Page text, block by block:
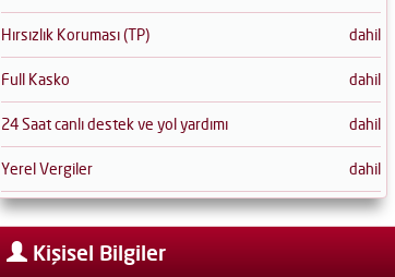
Hırsızlık Koruması (TP) dahil
Full Kasko dahil
24 Saat canlı destek ve yol yardımı dahil
Yerel Vergiler dahil
Kişisel Bilgiler